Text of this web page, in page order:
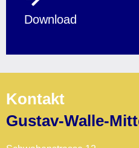
Download
Kontakt
Gustav-Walle-